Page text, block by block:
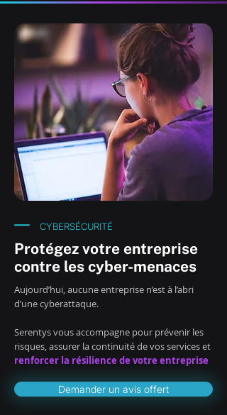
CYBERSÉCURITÉ
Protégez votre entreprise
contre les cyber-menaces
Aujourd’hui, aucune entreprise n’est à l’abri
d’une cyberattaque.
Serentys vous accompagne pour prévenir les
risques, assurer la continuité de vos services et
renforcer la résilience de votre entreprise
Demander un avis offert